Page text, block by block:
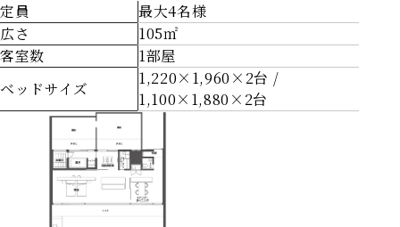
定員
最大4名様
広さ
105㎡
客室数
1部屋
ベッドサイズ
1,220×1,960×2台 /
1,100×1,880×2台